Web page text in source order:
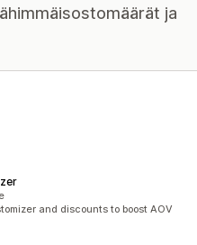
ja
and discounts to boost AOV